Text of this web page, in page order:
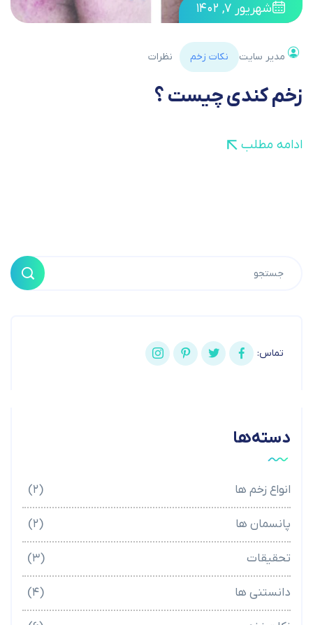
شهریور ۷, ۱۴۰۲
مدیر سایت نکات زخم نظرات
زخم کندی چیست ؟
ادامه مطلب
تماس:
دسته‌ها
انواع زخم ها
پانسمان ها
تحقیقات
دانستنی ها